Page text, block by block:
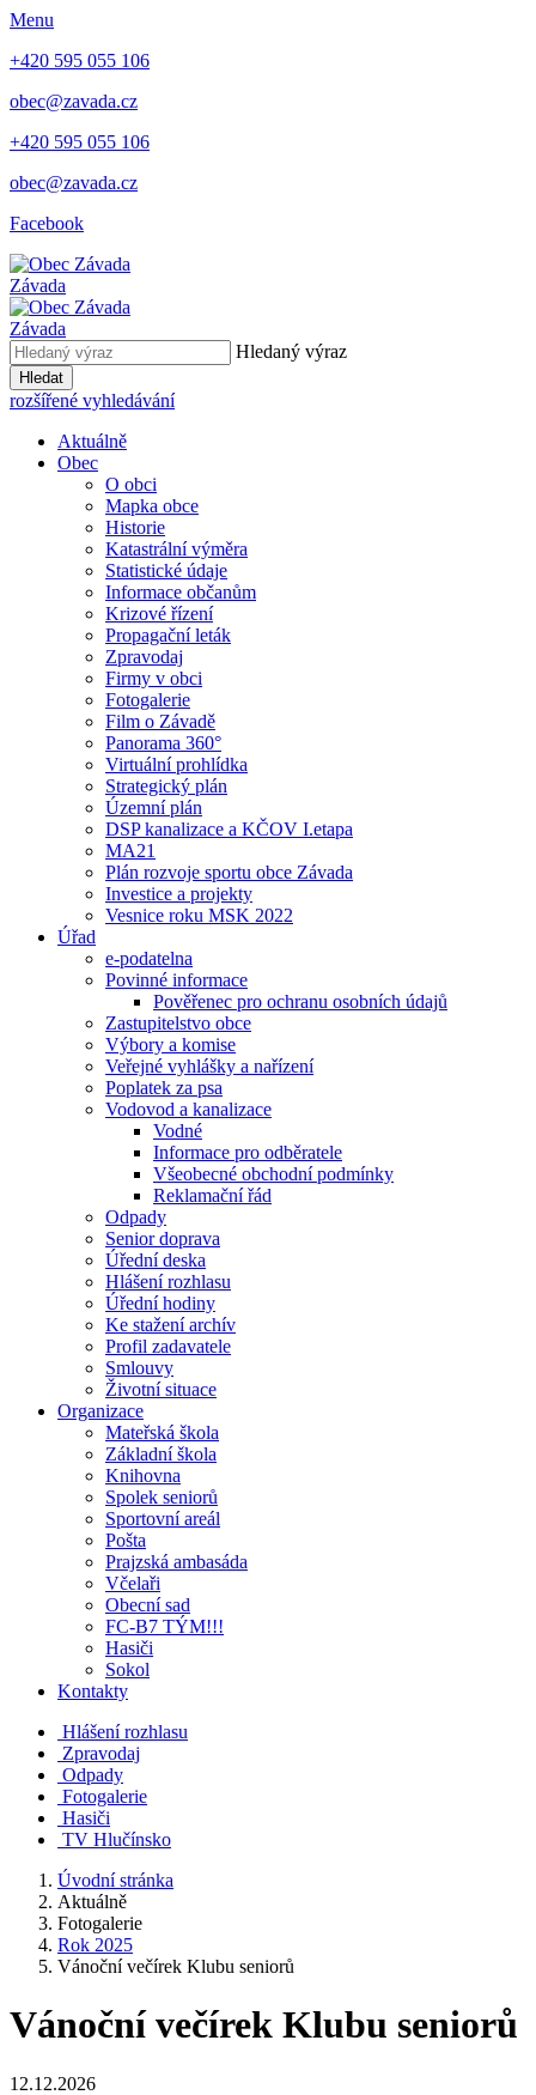
Menu
+420 595 055 106
obec@zavada.cz
+420 595 055 106
obec@zavada.cz
Facebook
Závada
Závada
Hledaný výraz
Hledat
rozšířené vyhledávání
Aktuálně
Obec
O obci
Mapka obce
Historie
Katastrální výměra
Statistické údaje
Informace občanům
Krizové řízení
Propagační leták
Zpravodaj
Firmy v obci
Fotogalerie
Film o Závadě
Panorama 360°
Virtuální prohlídka
Strategický plán
Územní plán
DSP kanalizace a KČOV I.etapa
MA21
Plán rozvoje sportu obce Závada
Investice a projekty
Vesnice roku MSK 2022
Úřad
e-podatelna
Povinné informace
Pověřenec pro ochranu osobních údajů
Zastupitelstvo obce
Výbory a komise
Veřejné vyhlášky a nařízení
Poplatek za psa
Vodovod a kanalizace
Vodné
Informace pro odběratele
Všeobecné obchodní podmínky
Reklamační řád
Odpady
Senior doprava
Úřední deska
Hlášení rozhlasu
Úřední hodiny
Ke stažení archív
Profil zadavatele
Smlouvy
Životní situace
Organizace
Mateřská škola
Základní škola
Knihovna
Spolek seniorů
Sportovní areál
Pošta
Prajzská ambasáda
Včelaři
Obecní sad
FC-B7 TÝM!!!
Hasiči
Sokol
Kontakty
Hlášení rozhlasu
Zpravodaj
Odpady
Fotogalerie
Hasiči
TV Hlučínsko
Úvodní stránka
Aktuálně
Fotogalerie
Rok 2025
Vánoční večírek Klubu seniorů
Vánoční večírek Klubu seniorů
12.12.2026